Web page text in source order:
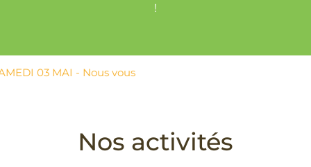
!
03 MAI - Nous vous
Nos activités